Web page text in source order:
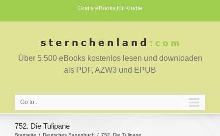
Gratis eBooks für Kindle
Über 5.500 eBooks kostenlos lesen und downloaden
als PDF, AZW3 und EPUB
Go to...
752. Die Tulipane
Startseite Deutsches Sagenbuch 752. Die Tulipane